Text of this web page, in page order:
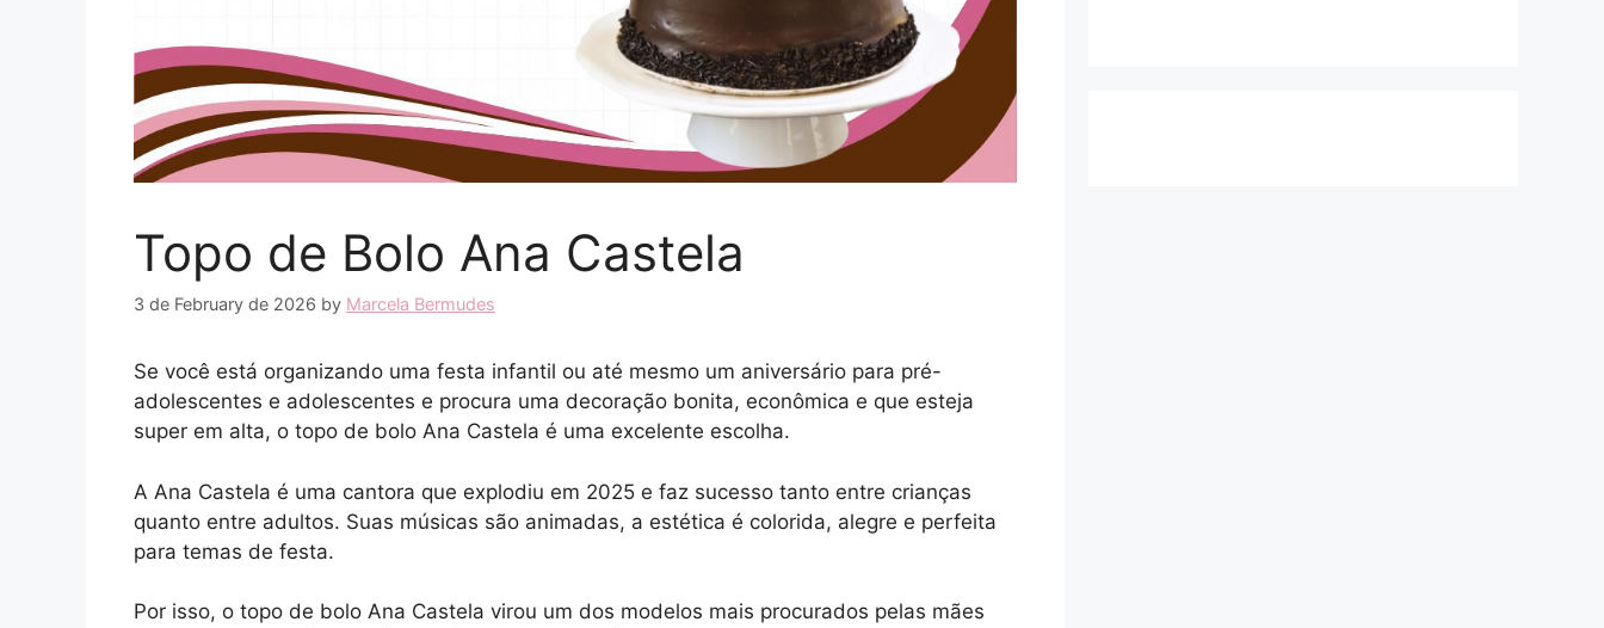
Topo de Bolo Ana Castela
3 de February de 2026 by Marcela Bermudes
Se você está organizando uma festa infantil ou até mesmo um aniversário para pré-
adolescentes e adolescentes e procura uma decoração bonita, econômica e que esteja
super em alta, o topo de bolo Ana Castela é uma excelente escolha.
A Ana Castela é uma cantora que explodiu em 2025 e faz sucesso tanto entre crianças
quanto entre adultos. Suas músicas são animadas, a estética é colorida, alegre e perfeita
para temas de festa.
Por isso, o topo de bolo Ana Castela virou um dos modelos mais procurados pelas mães